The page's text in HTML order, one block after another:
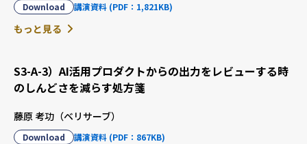
Download 講演資料 (PDF：1,821KB)
もっと見る
S3-A-3）AI活用プロダクトからの出力をレビューする時
のしんどさを減らす処方箋
藤原 考功（ベリサーブ）
Download 講演資料 (PDF：867KB)